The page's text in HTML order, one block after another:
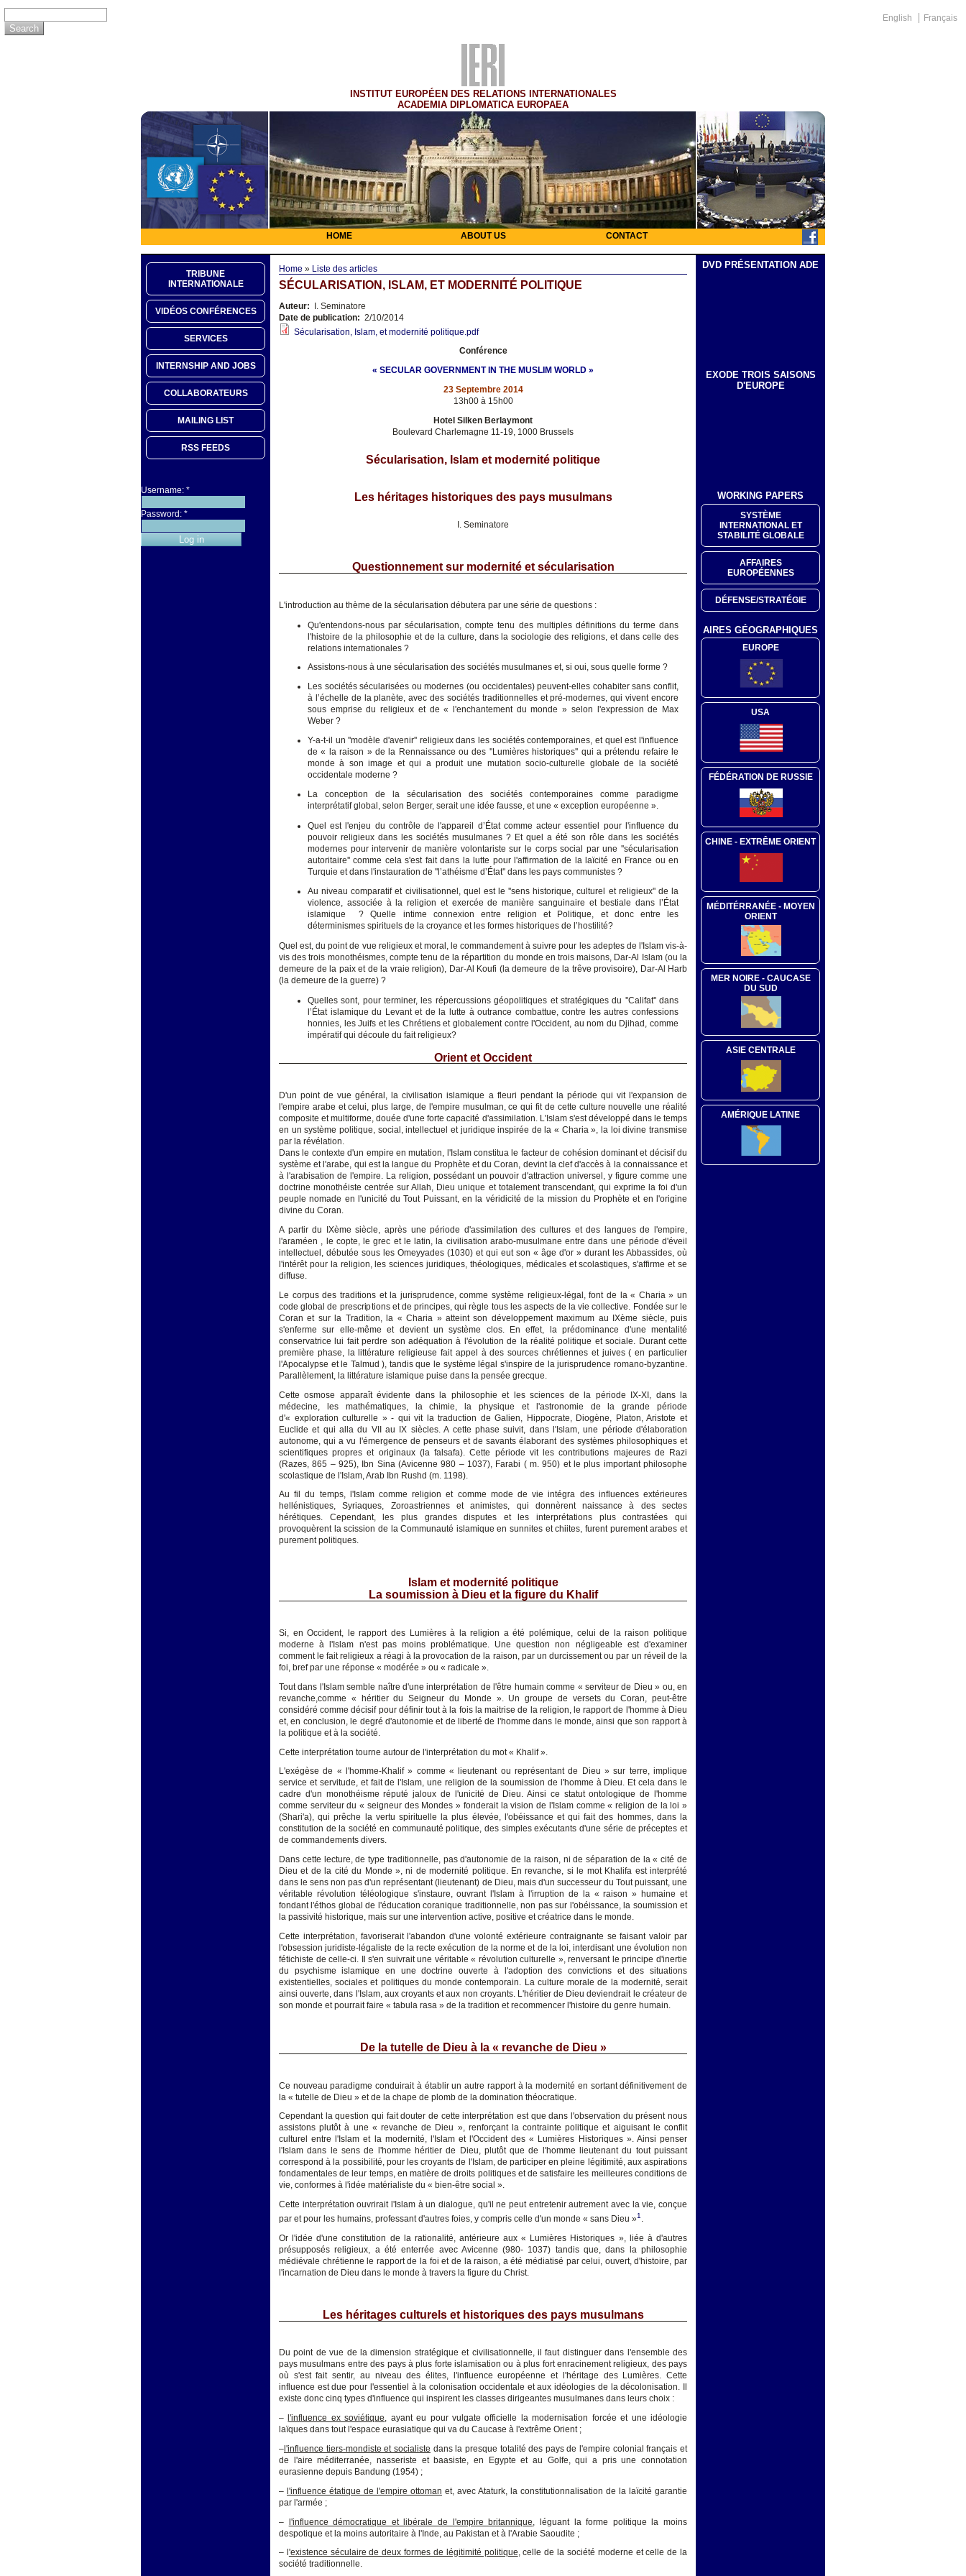
English Français
INSTITUT EUROPÉEN DES RELATIONS INTERNATIONALES
ACADEMIA DIPLOMATICA EUROPAEA
HOME ABOUT US CONTACT
TRIBUNE
INTERNATIONALE
VIDÉOS CONFÉRENCES
SERVICES
INTERNSHIP AND JOBS
COLLABORATEURS
MAILING LIST
RSS FEEDS
Username: *
Password: *
Home » Liste des articles
SÉCULARISATION, ISLAM, ET MODERNITÉ POLITIQUE
Auteur: I. Seminatore
Date de publication: 2/10/2014
Sécularisation, Islam, et modernité politique.pdf
Conférence
« SECULAR GOVERNMENT IN THE MUSLIM WORLD »
23 Septembre 2014
13h00 à 15h00
Hotel Silken Berlaymont
Boulevard Charlemagne 11-19, 1000 Brussels
Sécularisation, Islam et modernité politique
Les héritages historiques des pays musulmans
I. Seminatore
Questionnement sur modernité et sécularisation
L'introduction au thème de la sécularisation débutera par une série de questions :
Qu'entendons-nous par sécularisation, compte tenu des multiples définitions du terme dans
l'histoire de la philosophie et de la culture, dans la sociologie des religions, et dans celle des
relations internationales ?
Assistons-nous à une sécularisation des sociétés musulmanes et, si oui, sous quelle forme ?
Les sociétés sécularisées ou modernes (ou occidentales) peuvent-elles cohabiter sans conflit,
à l’échelle de la planète, avec des sociétés traditionnelles et pré-modernes, qui vivent encore
sous emprise du religieux et de « l'enchantement du monde » selon l'expression de Max
Weber ?
Y-a-t-il un ''modèle d'avenir'' religieux dans les sociétés contemporaines, et quel est l'influence
de « la raison » de la Rennaissance ou des ''Lumières historiques'' qui a prétendu refaire le
monde à son image et qui a produit une mutation socio-culturelle globale de la société
occidentale moderne ?
La conception de la sécularisation des sociétés contemporaines comme paradigme
interprétatif global, selon Berger, serait une idée fausse, et une « exception européenne ».
Quel est l'enjeu du contrôle de l'appareil d’État comme acteur essentiel pour l'influence du
pouvoir religieux dans les sociétés musulmanes ? Et quel a été son rôle dans les sociétés
modernes pour intervenir de manière volontariste sur le corps social par une ''sécularisation
autoritaire'' comme cela s'est fait dans la lutte pour l'affirmation de la laïcité en France ou en
Turquie et dans l'instauration de ''l’athéisme d’État'' dans les pays communistes ?
Au niveau comparatif et civilisationnel, quel est le ''sens historique, culturel et religieux'' de la
violence, associée à la religion et exercée de manière sanguinaire et bestiale dans l’État
islamique ? Quelle intime connexion entre religion et Politique, et donc entre les
déterminismes spirituels de la croyance et les formes historiques de l’hostilité?
Quel est, du point de vue religieux et moral, le commandement à suivre pour les adeptes de l'Islam vis-à-
vis des trois monothéismes, compte tenu de la répartition du monde en trois maisons, Dar-Al Islam (ou la
demeure de la paix et de la vraie religion), Dar-Al Koufi (la demeure de la trêve provisoire), Dar-Al Harb
(la demeure de la guerre) ?
Quelles sont, pour terminer, les répercussions géopolitiques et stratégiques du ''Califat'' dans
l’État islamique du Levant et de la lutte à outrance combattue, contre les autres confessions
honnies, les Juifs et les Chrétiens et globalement contre l'Occident, au nom du Djihad, comme
impératif qui découle du fait religieux?
Orient et Occident
D'un point de vue général, la civilisation islamique a fleuri pendant la période qui vit l'expansion de
l'empire arabe et celui, plus large, de l'empire musulman, ce qui fit de cette culture nouvelle une réalité
composite et multiforme, douée d'une forte capacité d'assimilation. L'Islam s'est développé dans le temps
en un système politique, social, intellectuel et juridique inspirée de la « Charia », la loi divine transmise
par la révélation.
Dans le contexte d'un empire en mutation, l'Islam constitua le facteur de cohésion dominant et décisif du
système et l'arabe, qui est la langue du Prophète et du Coran, devint la clef d'accès à la connaissance et
à l'arabisation de l'empire. La religion, possédant un pouvoir d'attraction universel, y figure comme une
doctrine monothéiste centrée sur Allah, Dieu unique et totalement transcendant, qui exprime la foi d'un
peuple nomade en l'unicité du Tout Puissant, en la véridicité de la mission du Prophète et en l'origine
divine du Coran.
A partir du IXème siècle, après une période d'assimilation des cultures et des langues de l'empire,
l'araméen , le copte, le grec et le latin, la civilisation arabo-musulmane entre dans une période d'éveil
intellectuel, débutée sous les Omeyyades (1030) et qui eut son « âge d'or » durant les Abbassides, où
l'intérêt pour la religion, les sciences juridiques, théologiques, médicales et scolastiques, s'affirme et se
diffuse.
Le corpus des traditions et la jurisprudence, comme système religieux-légal, font de la « Charia » un
code global de prescriptions et de principes, qui règle tous les aspects de la vie collective. Fondée sur le
Coran et sur la Tradition, la « Charia » atteint son développement maximum au IXème siècle, puis
s'enferme sur elle-même et devient un système clos. En effet, la prédominance d'une mentalité
conservatrice lui fait perdre son adéquation à l'évolution de la réalité politique et sociale. Durant cette
première phase, la littérature religieuse fait appel à des sources chrétiennes et juives ( en particulier
l'Apocalypse et le Talmud ), tandis que le système légal s'inspire de la jurisprudence romano-byzantine.
Parallèlement, la littérature islamique puise dans la pensée grecque.
Cette osmose apparaît évidente dans la philosophie et les sciences de la période IX-XI, dans la
médecine, les mathématiques, la chimie, la physique et l'astronomie de la grande période
d'« exploration culturelle » - qui vit la traduction de Galien, Hippocrate, Diogène, Platon, Aristote et
Euclide et qui alla du VII au IX siècles. A cette phase suivit, dans l'Islam, une période d'élaboration
autonome, qui a vu l'émergence de penseurs et de savants élaborant des systèmes philosophiques et
scientifiques propres et originaux (la falsafa). Cette période vit les contributions majeures de Razi
(Razes, 865 – 925), Ibn Sina (Avicenne 980 – 1037), Farabi ( m. 950) et le plus important philosophe
scolastique de l'Islam, Arab Ibn Rushd (m. 1198).
Au fil du temps, l'Islam comme religion et comme mode de vie intégra des influences extérieures
hellénistiques, Syriaques, Zoroastriennes et animistes, qui donnèrent naissance à des sectes
hérétiques. Cependant, les plus grandes disputes et les interprétations plus contrastées qui
provoquèrent la scission de la Communauté islamique en sunnites et chiites, furent purement arabes et
purement politiques.
Islam et modernité politique
La soumission à Dieu et la figure du Khalif
Si, en Occident, le rapport des Lumières à la religion a été polémique, celui de la raison politique
moderne à l'Islam n'est pas moins problématique. Une question non négligeable est d'examiner
comment le fait religieux a réagi à la provocation de la raison, par un durcissement ou par un réveil de la
foi, bref par une réponse « modérée » ou « radicale ».
Tout dans l'Islam semble naître d'une interprétation de l'être humain comme « serviteur de Dieu » ou, en
revanche,comme « héritier du Seigneur du Monde ». Un groupe de versets du Coran, peut-être
considéré comme décisif pour définir tout à la fois la maitrise de la religion, le rapport de l'homme à Dieu
et, en conclusion, le degré d'autonomie et de liberté de l'homme dans le monde, ainsi que son rapport à
la politique et à la société.
Cette interprétation tourne autour de l'interprétation du mot « Khalif ».
L'exégèse de « l'homme-Khalif » comme « lieutenant ou représentant de Dieu » sur terre, implique
service et servitude, et fait de l'Islam, une religion de la soumission de l'homme à Dieu. Et cela dans le
cadre d'un monothéisme réputé jaloux de l'unicité de Dieu. Ainsi ce statut ontologique de l'homme
comme serviteur du « seigneur des Mondes » fonderait la vision de l'Islam comme « religion de la loi »
(Shari'a), qui prêche la vertu spirituelle la plus élevée, l'obéissance et qui fait des hommes, dans la
constitution de la société en communauté politique, des simples exécutants d'une série de préceptes et
de commandements divers.
Dans cette lecture, de type traditionnelle, pas d'autonomie de la raison, ni de séparation de la « cité de
Dieu et de la cité du Monde », ni de modernité politique. En revanche, si le mot Khalifa est interprété
dans le sens non pas d'un représentant (lieutenant) de Dieu, mais d'un successeur du Tout puissant, une
véritable révolution téléologique s'instaure, ouvrant l'Islam à l'irruption de la « raison » humaine et
fondant l'éthos global de l'éducation coranique traditionnelle, non pas sur l'obéissance, la soumission et
la passivité historique, mais sur une intervention active, positive et créatrice dans le monde.
Cette interprétation, favoriserait l'abandon d'une volonté extérieure contraignante se faisant valoir par
l'obsession juridiste-légaliste de la recte exécution de la norme et de la loi, interdisant une évolution non
fétichiste de celle-ci. Il s'en suivrait une véritable « révolution culturelle », renversant le principe d'inertie
du psychisme islamique en une doctrine ouverte à l'adoption des convictions et des situations
existentielles, sociales et politiques du monde contemporain. La culture morale de la modernité, serait
ainsi ouverte, dans l'Islam, aux croyants et aux non croyants. L'héritier de Dieu deviendrait le créateur de
son monde et pourrait faire « tabula rasa » de la tradition et recommencer l'histoire du genre humain.
De la tutelle de Dieu à la « revanche de Dieu »
Ce nouveau paradigme conduirait à établir un autre rapport à la modernité en sortant définitivement de
la « tutelle de Dieu » et de la chape de plomb de la domination théocratique.
Cependant la question qui fait douter de cette interprétation est que dans l'observation du présent nous
assistons plutôt à une « revanche de Dieu », renforçant la contrainte politique et aiguisant le conflit
culturel entre l'Islam et la modernité, l'Islam et l'Occident des « Lumières Historiques ». Ainsi penser
l'Islam dans le sens de l'homme héritier de Dieu, plutôt que de l'homme lieutenant du tout puissant
correspond à la possibilité, pour les croyants de l'Islam, de participer en pleine légitimité, aux aspirations
fondamentales de leur temps, en matière de droits politiques et de satisfaire les meilleures conditions de
vie, conformes à l'idée matérialiste du « bien-être social ».
Cette interprétation ouvrirait l'Islam à un dialogue, qu'il ne peut entretenir autrement avec la vie, conçue
par et pour les humains, professant d'autres foies, y compris celle d'un monde « sans Dieu »1 .
Or l'idée d'une constitution de la rationalité, antérieure aux « Lumières Historiques », liée à d'autres
présupposés religieux, a été enterrée avec Avicenne (980- 1037) tandis que, dans la philosophie
médiévale chrétienne le rapport de la foi et de la raison, a été médiatisé par celui, ouvert, d'histoire, par
l'incarnation de Dieu dans le monde à travers la figure du Christ.
Les héritages culturels et historiques des pays musulmans
Du point de vue de la dimension stratégique et civilisationnelle, il faut distinguer dans l'ensemble des
pays musulmans entre des pays à plus forte islamisation ou à plus fort enracinement religieux, des pays
où s'est fait sentir, au niveau des élites, l'influence européenne et l'héritage des Lumières. Cette
influence est due pour l'essentiel à la colonisation occidentale et aux idéologies de la décolonisation. Il
existe donc cinq types d'influence qui inspirent les classes dirigeantes musulmanes dans leurs choix :
– l'influence ex soviétique, ayant eu pour vulgate officielle la modernisation forcée et une idéologie
laïques dans tout l'espace eurasiatique qui va du Caucase à l'extrême Orient ;
– l'influence tiers-mondiste et socialiste dans la presque totalité des pays de l'empire colonial français et
de l'aire méditerranée, nasseriste et baasiste, en Egypte et au Golfe, qui a pris une connotation
eurasienne depuis Bandung (1954) ;
– l'influence étatique de l'empire ottoman et, avec Ataturk, la constitutionnalisation de la laïcité garantie
par l'armée ;
– l'influence démocratique et libérale de l'empire britannique , léguant la forme politique la moins
despotique et la moins autoritaire à l'Inde, au Pakistan et à l'Arabie Saoudite ;
– l 'existence séculaire de deux formes de légitimité politique, celle de la société moderne et celle de la
société traditionnelle.
DVD PRÉSENTATION ADE
EXODE TROIS SAISONS
D'EUROPE
WORKING PAPERS
SYSTÈME
INTERNATIONAL ET
STABILITÉ GLOBALE
AFFAIRES
EUROPÉENNES
DÉFENSE/STRATÉGIE
AIRES GÉOGRAPHIQUES
EUROPE
USA
FÉDÉRATION DE RUSSIE
CHINE - EXTRÊME ORIENT
MÉDITÉRRANÉE - MOYEN
ORIENT
MER NOIRE - CAUCASE
DU SUD
ASIE CENTRALE
AMÉRIQUE LATINE